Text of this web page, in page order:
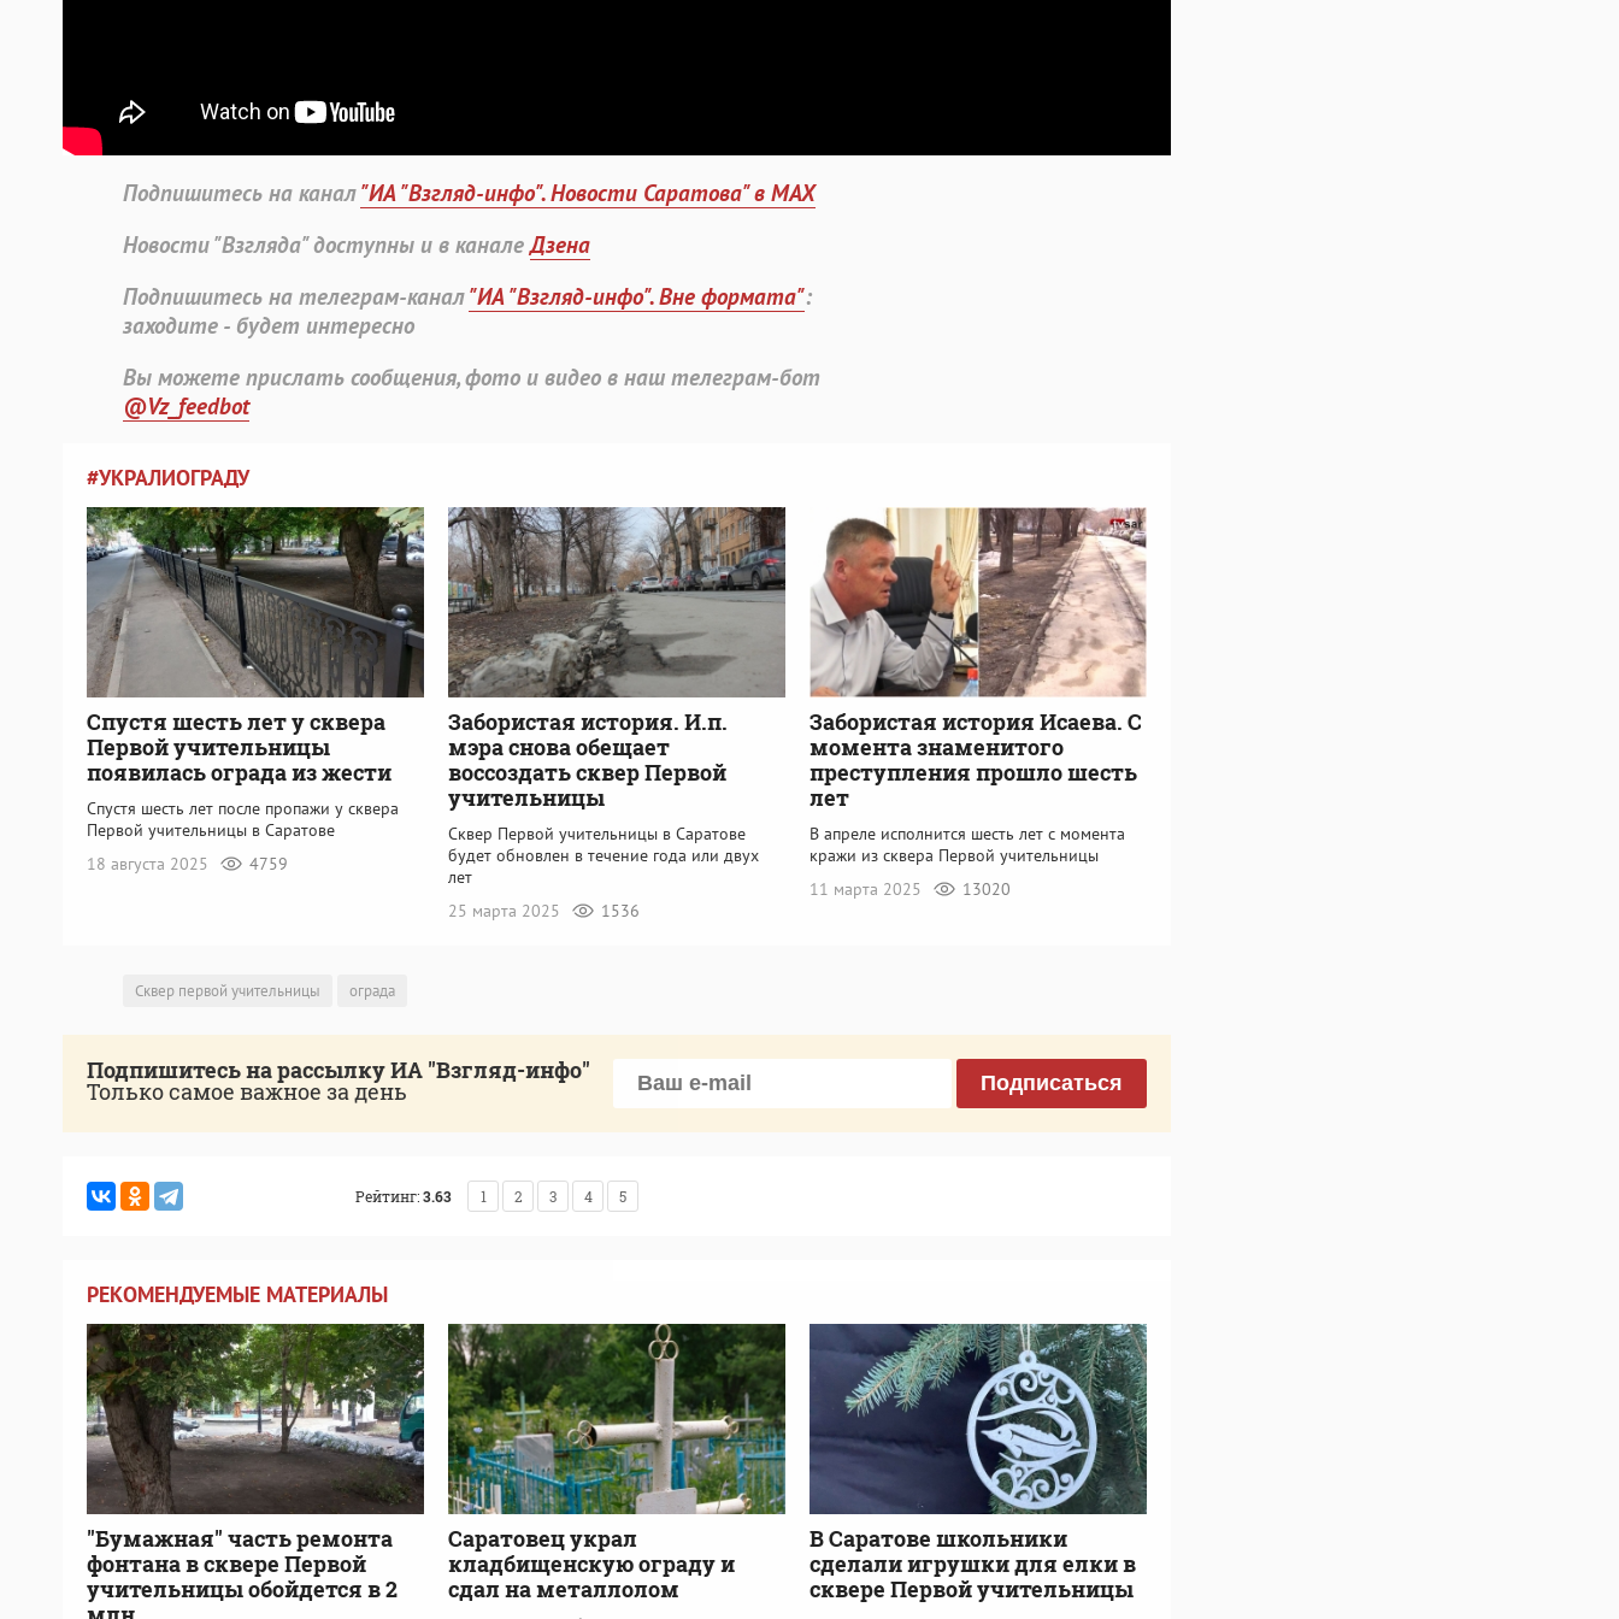
Подпишитесь на канал"ИА "Взгляд-инфо". Новости Саратова" в MAX
Новости "Взгляда" доступны и в каналеДзена
Подпишитесь на телеграм-канал"ИА "Взгляд-инфо". Вне формата":
заходите - будет интересно
Вы можете прислать сообщения, фото и видео в наш телеграм-бот
@Vz_feedbot
#УКРАЛИОГРАДУ
Спустя шесть лет у сквера
Первой учительницы
появилась ограда из жести
Спустя шесть лет после пропажи у сквера
Первой учительницы в Саратове
18 августа 2025
4759
Забористая история. И.п.
мэра снова обещает
воссоздать сквер Первой
учительницы
Сквер Первой учительницы в Саратове
будет обновлен в течение года или двух
лет
25 марта 2025
1536
Забористая история Исаева. С
момента знаменитого
преступления прошло шесть
лет
В апреле исполнится шесть лет с момента
кражи из сквера Первой учительницы
11 марта 2025
13020
Сквер первой учительницы ограда
Подпишитесь на рассылку ИА "Взгляд-инфо"
Только самое важное за день Подписаться
Рейтинг:3.63 1 2 3 4 5
РЕКОМЕНДУЕМЫЕ МАТЕРИАЛЫ
"Бумажная" часть ремонта
фонтана в сквере Первой
учительницы обойдется в 2
Саратовец украл
кладбищенскую ограду и
сдал на металлолом
В Саратове школьники
сделали игрушки для елки в
сквере Первой учительницы